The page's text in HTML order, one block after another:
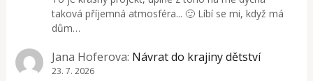
taková příjemná atmosféra... 🙂 Líbí se mi, když má
dům…
Jana Hoferova: Návrat do krajiny dětství
23. 7. 2026